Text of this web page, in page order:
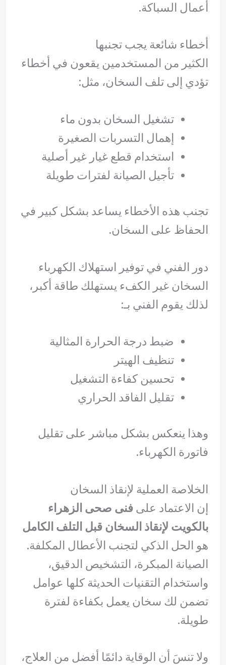
أعمال السباكة.
أخطاء شائعة يجب تجنبها
الكثير من المستخدمين يقعون في أخطاء
تؤدي إلى تلف السخان، مثل:
تشغيل السخان بدون ماء
إهمال التسربات الصغيرة
استخدام قطع غيار غير أصلية
تأجيل الصيانة لفترات طويلة
تجنب هذه الأخطاء يساعد بشكل كبير في
الحفاظ على السخان.
دور الفني في توفير استهلاك الكهرباء
السخان غير الكفء يستهلك طاقة أكبر،
لذلك يقوم الفني بـ:
ضبط درجة الحرارة المثالية
تنظيف الهيتر
تحسين كفاءة التشغيل
تقليل الفاقد الحراري
وهذا ينعكس بشكل مباشر على تقليل
فاتورة الكهرباء.
الخلاصة العملية لإنقاذ السخان
إن الاعتماد علىفنى صحى الزهراء
بالكويت لإنقاذ السخان قبل التلف الكامل
هو الحل الذكي لتجنب الأعطال المكلفة.
الصيانة المبكرة، التشخيص الدقيق،
واستخدام التقنيات الحديثة كلها عوامل
تضمن لك سخان يعمل بكفاءة لفترة
طويلة.
ولا تنسَ أن الوقاية دائمًا أفضل من العلاج،